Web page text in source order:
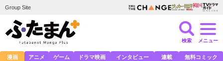
Group Site
検索 メニュー
漫画 アニメ ゲーム ドラマ映画 インタビュー 連載 無料コミック